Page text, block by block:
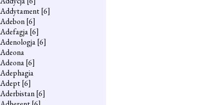
Addytament[6]
Adebon[6]
Adefagja[6]
Adenologja[6]
Adeona
Adeona[6]
Adephagia
Adept[6]
Aderbistan[6]